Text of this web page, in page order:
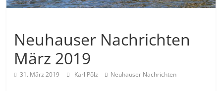
Neuhauser Nachrichten
März 2019
31. März 2019 Karl Pölz Neuhauser Nachrichten